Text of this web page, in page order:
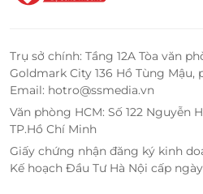
Đội ngũ trị liệu viên tận
Trụ sở chính: Tầng 12A Tòa văn
Goldmark City 136 Hồ Tùng Mậu,
Email: hotro@ssmedia.vn
Văn phòng HCM: Số 122 Nguyễn
TP.Hồ Chí Minh
Giấy chứng nhận đăng ký kinh
Kế hoạch Đầu Tư Hà Nội cấp